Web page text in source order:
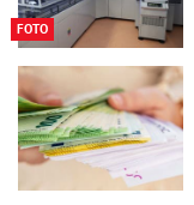
FOTO